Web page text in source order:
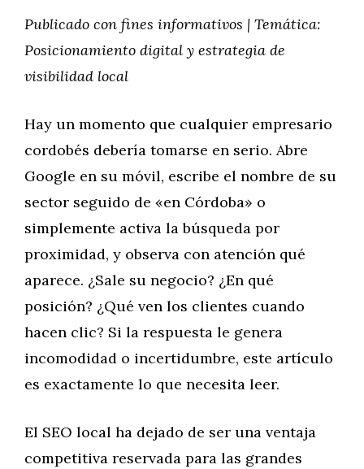
Publicado con fines informativos | Temática:
Posicionamiento digital y estrategia de
visibilidad local
Hay un momento que cualquier empresario
cordobés debería tomarse en serio. Abre
Google en su móvil, escribe el nombre de su
sector seguido de «en Córdoba» o
simplemente activa la búsqueda por
proximidad, y observa con atención qué
aparece. ¿Sale su negocio? ¿En qué
posición? ¿Qué ven los clientes cuando
hacen clic? Si la respuesta le genera
incomodidad o incertidumbre, este artículo
es exactamente lo que necesita leer.
El SEO local ha dejado de ser una ventaja
competitiva reservada para las grandes